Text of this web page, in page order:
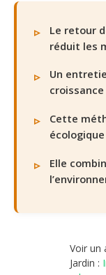
Le retour
réduit les
Un
Cette
Elle
Voir un
Jardin :